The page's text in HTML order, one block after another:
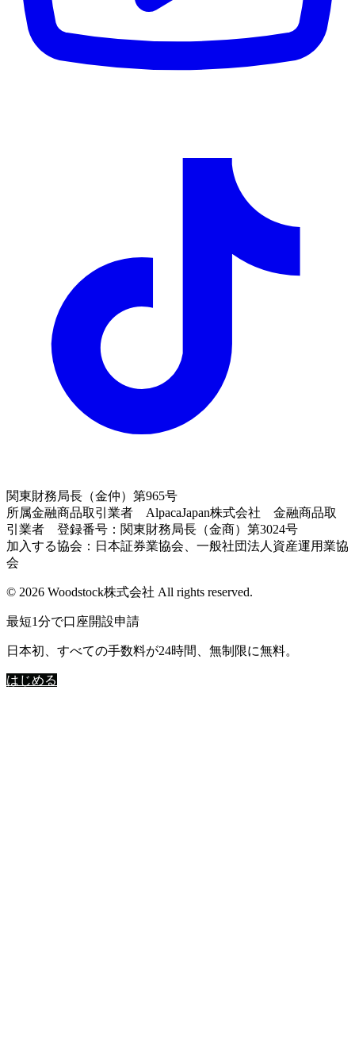
関東財務局長（金仲）第965号
所属金融商品取引業者 AlpacaJapan株式会社 金融商品取
引業者 登録番号：関東財務局長（金商）第3024号
加入する協会：日本証券業協会、一般社団法人資産運用業協
会
© 2026 Woodstock株式会社 All rights reserved.
最短1分で口座開設申請
日本初、すべての手数料が24時間、無制限に無料。
はじめる